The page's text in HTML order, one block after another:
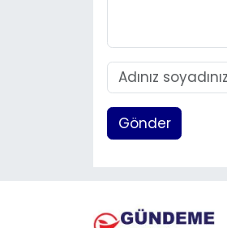
Gönder